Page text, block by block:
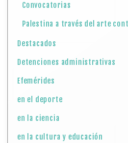
Convocatorias
Palestina a través del arte
Destacados
Detenciones administrativas
Efemérides
en el deporte
en la ciencia
en la cultura y educación